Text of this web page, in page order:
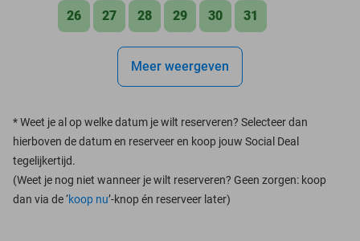
26 27 28 29 30 31
Meer weergeven
*Weet je al op welke datum je wilt reserveren? Selecteer dan
hierboven de datum en reserveer en koop jouw Social Deal
tegelijkertijd.
(Weet je nog niet wanneer je wilt reserveren? Geen zorgen: koop
dan via de ‘koop nu’-knop én reserveer later)